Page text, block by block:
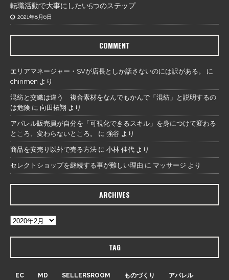
転職活動で大事にしたい5つのステップ
2021年8月6日
COMMENT
エリアマネージャー・SVが店長としか話さないのには訳がある。
に
chirimen より
混紡と交織は違う 複合素材をなんでもかんで「混紡」と説明するの
は危険 に 向田拓翔 より
アパレル販売員が自分を「可視化できるスキル」を身につけて変わる
ところ、変わらないところ。
に 強谷 より
商品を安売り以外で売る方法 に 小林 佳代 より
セレクトショップを継続する事が難しい理由 に マッサージ より
ARCHIVES
TAG
EC MD SELLERSROOM ものづくり アパレル